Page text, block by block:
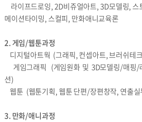
라이프드로잉, 2D비쥬얼아트, 3D모델링, 스
메이션타이밍, 스컬피, 만화애니교육론
2. 게임/웹툰과정
디지털아트웍 (그래픽, 컨셉아트, 브러쉬테
게임그래픽 (게임원화 및 3D모델링/매핑/
션)
웹툰 (웹툰기획, 웹툰 단편/장편창작, 연출실
3. 만화/애니과정